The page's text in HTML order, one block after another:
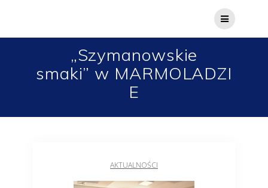
„Szymanowskie
smaki” w MARMOLADZI
E
AKTUALNOŚCI